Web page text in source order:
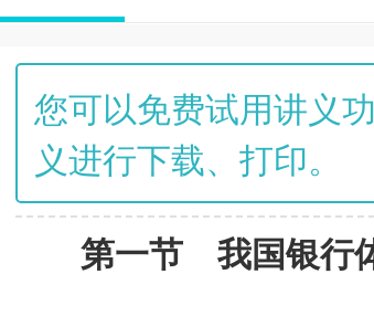
您可以免费试用讲义
义进行下载、打印。
第一节 我国银行